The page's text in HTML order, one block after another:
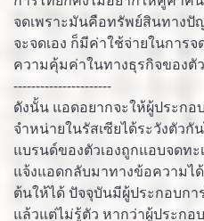
จดเพราะมันคือทรัพย์สินทาง
จะจดเอง ก็มีค่าใช้จ่ายในการ
ความคุ้มค่าในทางธุรกิจของตั
----------------------
ดังนั้น แอดอยากจะให้ผู้ประก
จำหน่ายในรัสเซียได้ระวังตัวกั
แบรนด์ของตัวเองถูกแอบจดท
แจ้งแอดกลับมาทางข้อความไ
ต้นให้ได้ ปัจจุบันมีผู้ประกอบกา
แล้วแต่ไม่รู้ตัว หากว่าผู้ประก